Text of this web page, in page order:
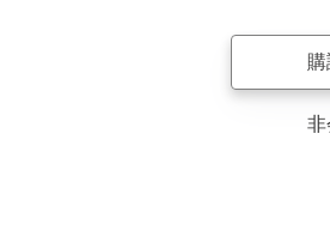
非